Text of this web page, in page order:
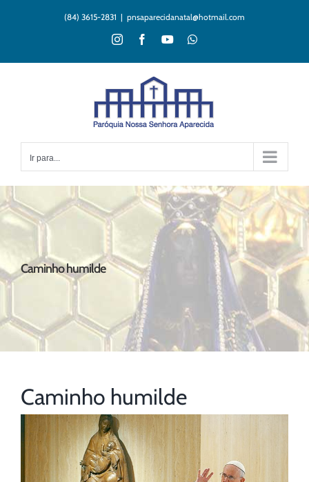
(84) 3615-2831 | pnsaparecidanatal@hotmail.com
InstagramFacebookYouTubeWhatsApp
Ir para...
Caminho humilde
Caminho humilde